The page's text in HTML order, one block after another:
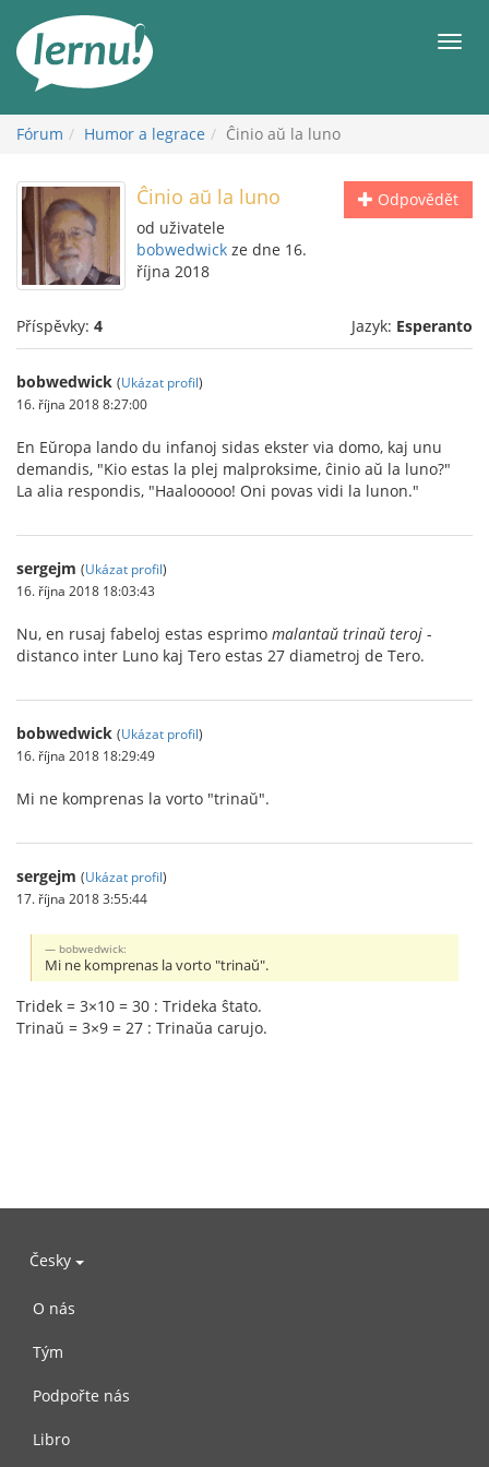
obsahu
Fórum Humor a legrace Ĉinio aŭ la luno
Odpovědět
Ĉinio aŭ la luno
od uživatele
bobwedwick ze dne 16.
října 2018
Příspěvky: 4 Jazyk: Esperanto
bobwedwick (Ukázat profil)
16. října 2018 8:27:00
En Eŭropa lando du infanoj sidas ekster via domo, kaj unu
demandis, "Kio estas la plej malproksime, ĉinio aŭ la luno?"
La alia respondis, "Haalooooo! Oni povas vidi la lunon."
sergejm (Ukázat profil)
16. října 2018 18:03:43
Nu, en rusaj fabeloj estas esprimo malantaŭ trinaŭ teroj -
distanco inter Luno kaj Tero estas 27 diametroj de Tero.
bobwedwick (Ukázat profil)
16. října 2018 18:29:49
Mi ne komprenas la vorto "trinaŭ".
sergejm (Ukázat profil)
17. října 2018 3:55:44
bobwedwick:
Mi ne komprenas la vorto "trinaŭ".
Tridek = 3×10 = 30 : Trideka ŝtato.
Trinaŭ = 3×9 = 27 : Trinaŭa carujo.
Česky
O nás
Tým
Podpořte nás
Libro